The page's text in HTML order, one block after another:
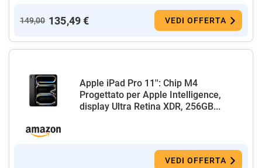
149,00 135,49 € VEDI OFFERTA
Apple iPad Pro 11'': Chip M4
Progettato per Apple Intelligence,
display Ultra Retina XDR, 256GB...
VEDI OFFERTA